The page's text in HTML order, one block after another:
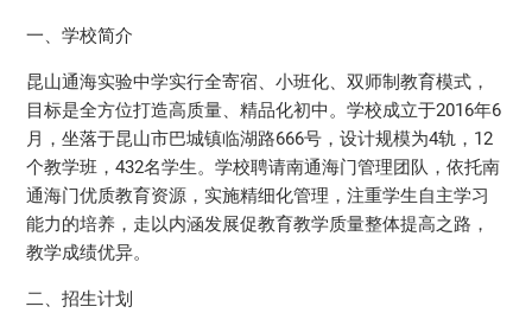
一、学校简介
昆山通海实验中学实行全寄宿、小班化、双师制教育模式，
目标是全方位打造高质量、精品化初中。学校成立于2016年6
月，坐落于昆山市巴城镇临湖路666号，设计规模为4轨，12
个教学班，432名学生。学校聘请南通海门管理团队，依托南
通海门优质教育资源，实施精细化管理，注重学生自主学习
能力的培养，走以内涵发展促教育教学质量整体提高之路，
教学成绩优异。
二、招生计划